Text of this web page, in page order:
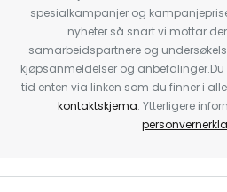
spesialkampanjer og
nyheter så snart vi mottar
samarbeidspartnere og
kjøpsanmeldelser og
tid enten via linken som du finner i
kontaktskjema. Ytterligere